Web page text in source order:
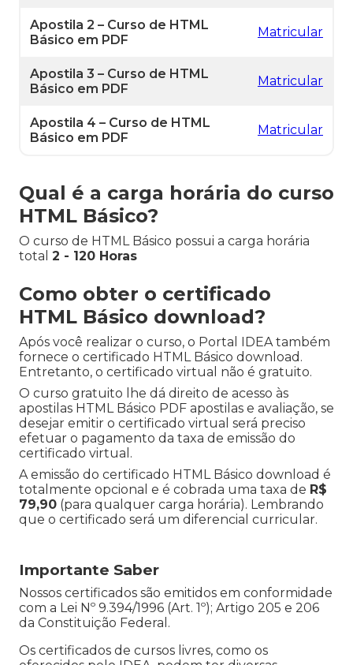
Apostila 2 – Curso de HTML
Básico em PDF
Matricular
Apostila 3 – Curso de HTML
Básico em PDF
Matricular
Apostila 4 – Curso de HTML
Básico em PDF
Matricular
Qual é a carga horária do curso
HTML Básico?
O curso de HTML Básico possui a carga horária
total 2 - 120 Horas
Como obter o certificado
HTML Básico download?
Após você realizar o curso, o Portal IDEA também
fornece o certificado HTML Básico download.
Entretanto, o certificado virtual não é gratuito.
O curso gratuito lhe dá direito de acesso às
apostilas HTML Básico PDF apostilas e avaliação, se
desejar emitir o certificado virtual será preciso
efetuar o pagamento da taxa de emissão do
certificado virtual.
A emissão do certificado HTML Básico download é
totalmente opcional e é cobrada uma taxa de R$
79,90 (para qualquer carga horária). Lembrando
que o certificado será um diferencial curricular.
Importante Saber
Nossos certificados são emitidos em conformidade
com a Lei Nº 9.394/1996 (Art. 1º); Artigo 205 e 206
da Constituição Federal.
Os certificados de cursos livres, como os